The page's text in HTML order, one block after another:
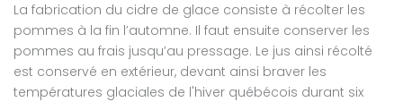
La fabrication du cidre de glace consiste à récolter les
pommes à la fin l’automne. Il faut ensuite conserver les
pommes au frais jusqu’au pressage. Le jus ainsi récolté
est conservé en extérieur, devant ainsi braver les
températures glaciales de l'hiver québécois durant six